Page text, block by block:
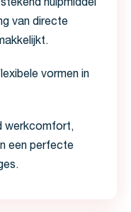
hulpmiddel
van directe
vormen in
werkcomfort,
een perfecte